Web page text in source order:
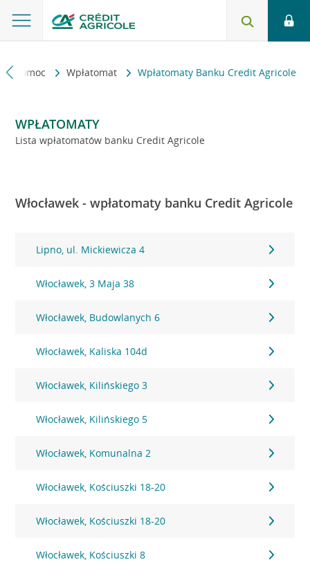
i pomoc Wpłatomat Wpłatomaty Banku Credit Agricole
WPŁATOMATY
Lista wpłatomatów banku Credit Agricole
Włocławek - wpłatomaty banku Credit Agricole
Lipno, ul. Mickiewicza 4
Włocławek, 3 Maja 38
Włocławek, Budowlanych 6
Włocławek, Kaliska 104d
Włocławek, Kilińskiego 3
Włocławek, Kilińskiego 5
Włocławek, Komunalna 2
Włocławek, Kościuszki 18-20
Włocławek, Kościuszki 18-20
Włocławek, Kościuszki 8